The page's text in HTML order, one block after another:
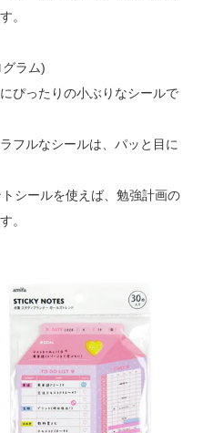
。
ラム)
ぴったりの小ぶりなシールで
フルなシールは、パッと目に
シールを使えば、勉強計画の
。